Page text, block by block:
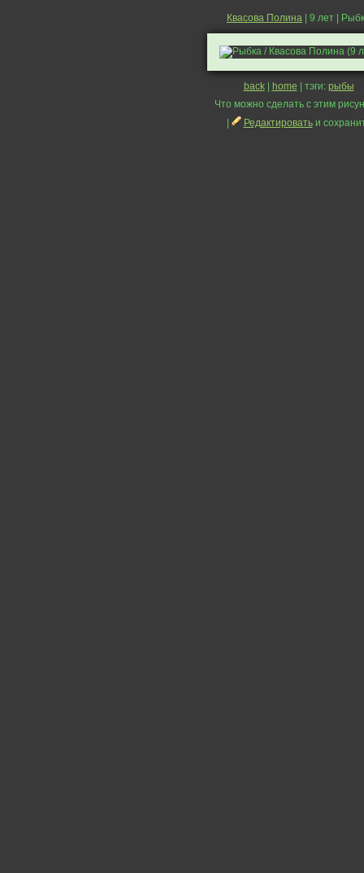
Квасова Полина | 9 лет |
back| home | тэги: рыбы
Что можно сделать с этим
Редактироватьи